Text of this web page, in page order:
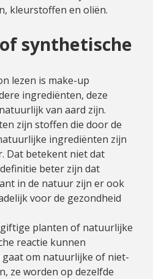
kleurstoffen en oliën.
synthetische
lezen is make-up
ingrediënten, deze
van aard zijn.
zijn stoffen die door de
ingrediënten zijn
Dat betekent niet dat
beter zijn dat
in de natuur zijn er ook
voor de gezondheid
planten of natuurlijke
reactie kunnen
om natuurlijke of niet-
ze worden op dezelfde